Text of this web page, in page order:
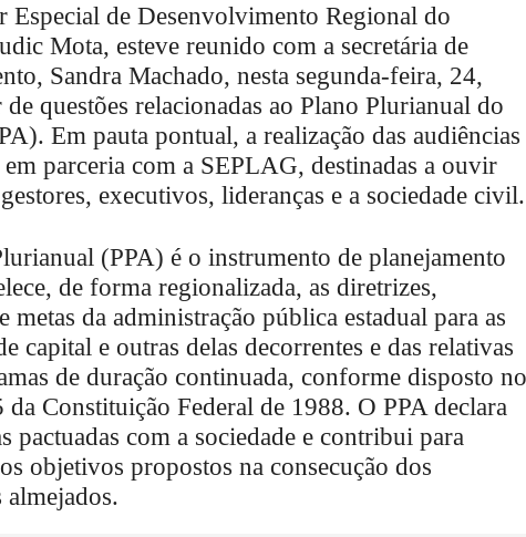
Especial de Desenvolvimento Regional do
Mota, esteve reunido com a secretária de
Sandra Machado, nesta segunda-feira, 24,
de questões relacionadas ao Plano Plurianual do
Em pauta pontual, a realização das audiências
parceria com a SEPLAG, destinadas a ouvir
executivos, lideranças e a sociedade civil.
(PPA) é o instrumento de planejamento
de forma regionalizada, as diretrizes,
metas da administração pública estadual para as
capital e outras delas decorrentes e das relativas
de duração continuada, conforme disposto no
Constituição Federal de 1988. O PPA declara
pactuadas com a sociedade e contribui para
objetivos propostos na consecução dos
almejados.